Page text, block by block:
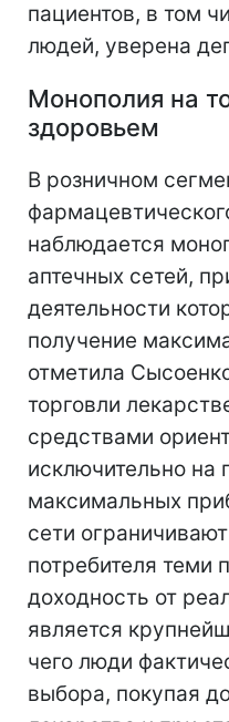
пациентов, в том
людей, уверена
Монополия на
здоровьем
В розничном
наблюдается
аптечных сетей,
деятельности
получение
отметила
торговли
средствами
исключительно на
максимальных
сети
потребителя теми
доходность от
является
чего люди
выбора, покупая